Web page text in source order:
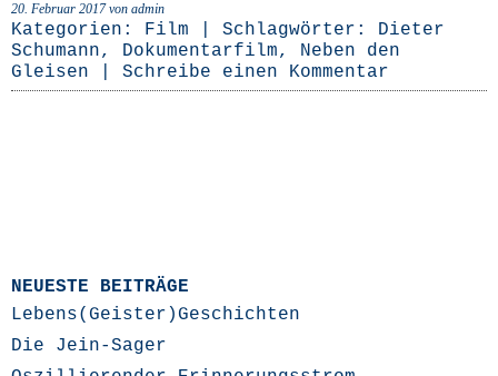
20. Februar 2017von admin
Kategorien: Film | Schlagwörter: Dieter
Schumann, Dokumentarfilm, Neben den
Gleisen
Schreibe einen Kommentar
NEUESTE BEITRÄGE
Lebens(Geister)Geschichten
Die Jein-Sager